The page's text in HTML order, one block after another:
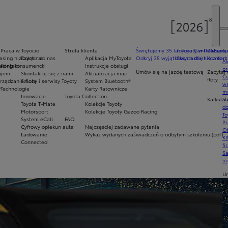
Świętujemy 35 lat Toyoty w Polsce
Odkryj 35 wyjątkowych ofert
Umów się na jazdę testową
Praca w Toyocie
Dołącz do nas
Kontakt
Skontaktuj się z nami
Salony i serwisy Toyoty
Technologie
Innowacje
Toyota T-Mate
Motorsport
System eCall
Cyfrowy opiekun auta
Ładowanie
Connected
Toyota Central
Skontaktuj się z
niższych rat
konsumencki
flotą
Komfort
Zapytaj
floty
Strefa klienta
Aplikacja MyToyota
Instrukcje obsługi
Aktualizacja map
System Bluetooth®
Karty Ratownicze
Toyota Collection
Kolekcje Toyoty
Kolekcje Toyoty Gazoo Racing
FAQ
Najczęściej zadawane pytania
Wykaz wydanych zaświadczeń o odbytym szkoleniu (pdf)